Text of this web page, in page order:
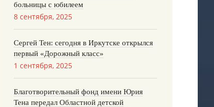
больницы с юбилеем
8 сентября, 2025
Сергей Тен: сегодня в Иркутске открылся
первый «Дорожный класс»
1 сентября, 2025
Благотворительный фонд имени Юрия
Тена передал Областной детской